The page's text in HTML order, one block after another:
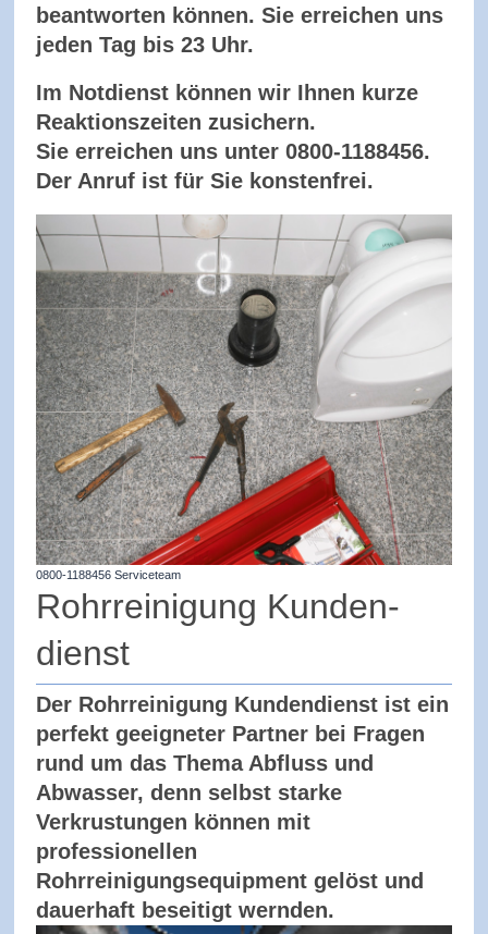
beantworten können. Sie erreichen uns
jeden Tag bis 23 Uhr.
Im Notdienst können wir Ihnen kurze
Reaktionszeiten zusichern.
Sie erreichen uns unter 0800-1188456.
Der Anruf ist für Sie konstenfrei.
0800-1188456 Serviceteam
Rohrreinigung Kunden-
dienst
Der Rohrreinigung Kundendienst ist ein
perfekt geeigneter Partner bei Fragen
rund um das Thema Abfluss und
Abwasser, denn selbst starke
Verkrustungen können mit
professionellen
Rohrreinigungsequipment gelöst und
dauerhaft beseitigt wernden.